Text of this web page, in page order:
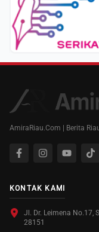
AmiraRiau.Com | Berita
KONTAK KAMI
Jl. Dr. Leimena No.17,
28151